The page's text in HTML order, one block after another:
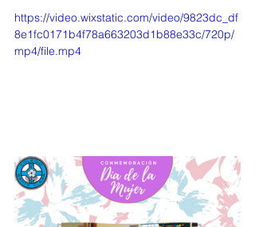
https://video.wixstatic.com/video/9823dc_df
8e1fc0171b4f78a663203d1b88e33c/720p/
mp4/file.mp4